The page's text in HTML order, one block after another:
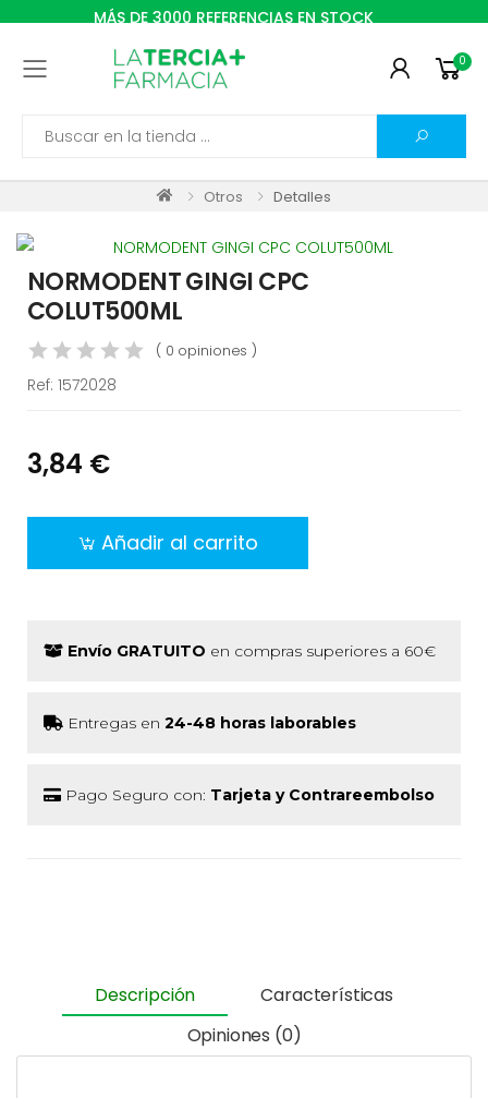
MÁS DE 3000 REFERENCIAS EN STOCK
Toggle mobile menu 0
Search
Otros Detalles
NORMODENT GINGI CPC
COLUT500ML
( 0 opiniones )
Ref: 1572028
3,84 €
Añadir al carrito
Envío GRATUITO en compras superiores a 60€
Entregas en 24-48 horas laborables
Pago Seguro con: Tarjeta y Contrareembolso
Descripción
Características
Opiniones (0)